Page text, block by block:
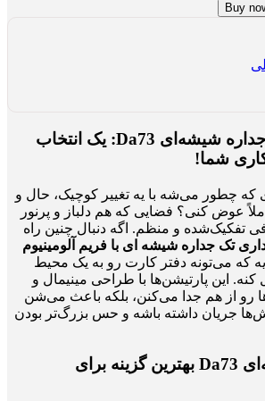
Buy
پارتیشن اداری تک جداره شیشه‌ای Da73: یک انتخاب
شما!
که چطور می‌شه با یه تغییر کوچیک، حال و
عوض کنی؟ فضایی که هم دلباز و پرنور
تفکیک‌شده و منظم. اگه دنبال چنین راه
تک جداره شیشه ای با فریم آلومینیوم
که می‌تونه دفتر کارت رو به یک محیط
کنه. این پارتیشن‌ها با طراحی مینیمال و
رو از هم جدا می‌کنن، بلکه باعث می‌شن
جریان داشته باشه و حس بزرگ‌تر بودن
چرا پارتیشن شیشه‌ای Da73 بهترین گزینه برای